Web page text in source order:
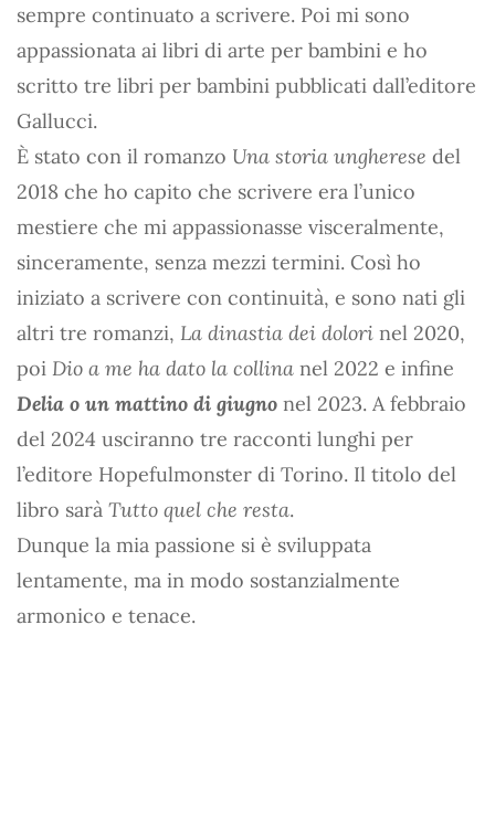
sempre continuato a scrivere. Poi mi sono
appassionata ai libri di arte per bambini e ho
scritto tre libri per bambini pubblicati dall’editore
Gallucci.
È stato con il romanzo Una storia ungherese del
2018 che ho capito che scrivere era l’unico
mestiere che mi appassionasse visceralmente,
sinceramente, senza mezzi termini. Così ho
iniziato a scrivere con continuità, e sono nati gli
altri tre romanzi, La dinastia dei dolori nel 2020,
poi Dio a me ha dato la collina nel 2022 e infine
Delia o un mattino di giugno nel 2023. A febbraio
del 2024 usciranno tre racconti lunghi per
l’editore Hopefulmonster di Torino. Il titolo del
libro sarà Tutto quel che resta.
Dunque la mia passione si è sviluppata
lentamente, ma in modo sostanzialmente
armonico e tenace.